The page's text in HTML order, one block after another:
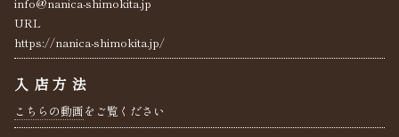
URL
https://nanica-shimokita.jp/
入店方法
こちらの動画をご覧ください